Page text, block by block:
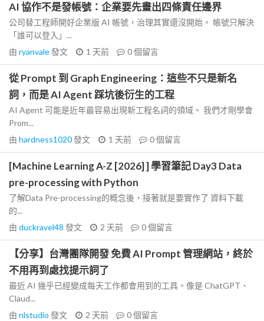
AI 協作不是發帳號：企業要先畫出四條責任邊界
公司替工程師開好企業版 AI 帳號，治理其實還沒開始。 帳號只解決
「誰可以登入」...
由 ryanvale發文 1 天前 0個留言
從 Prompt 到 Graph Engineering：這些不只是新名
詞，而是 AI Agent 踩坑後衍生的工程
AI Agent 可能是近年最容易出現新工程名詞的領域。 我們才剛學會
Prom...
由 hardness1020發文 1 天前 0個留言
[Machine Learning A-Z [2026] ] 學習筆記 Day3 Data
pre-processing with Python
了解Data Pre-processing的概念後，接著就是要實作了 資料下載
的...
由 duckravel48 發文 2 天前 0個留言
【分享】台灣團隊開發 免費 AI Prompt 管理網站，終於
不用再到處找提示詞了
最近 AI 幾乎已經變成每天工作都會用到的工具。像是 ChatGPT、
Claud...
由 nlstudio 發文 2 天前 0個留言